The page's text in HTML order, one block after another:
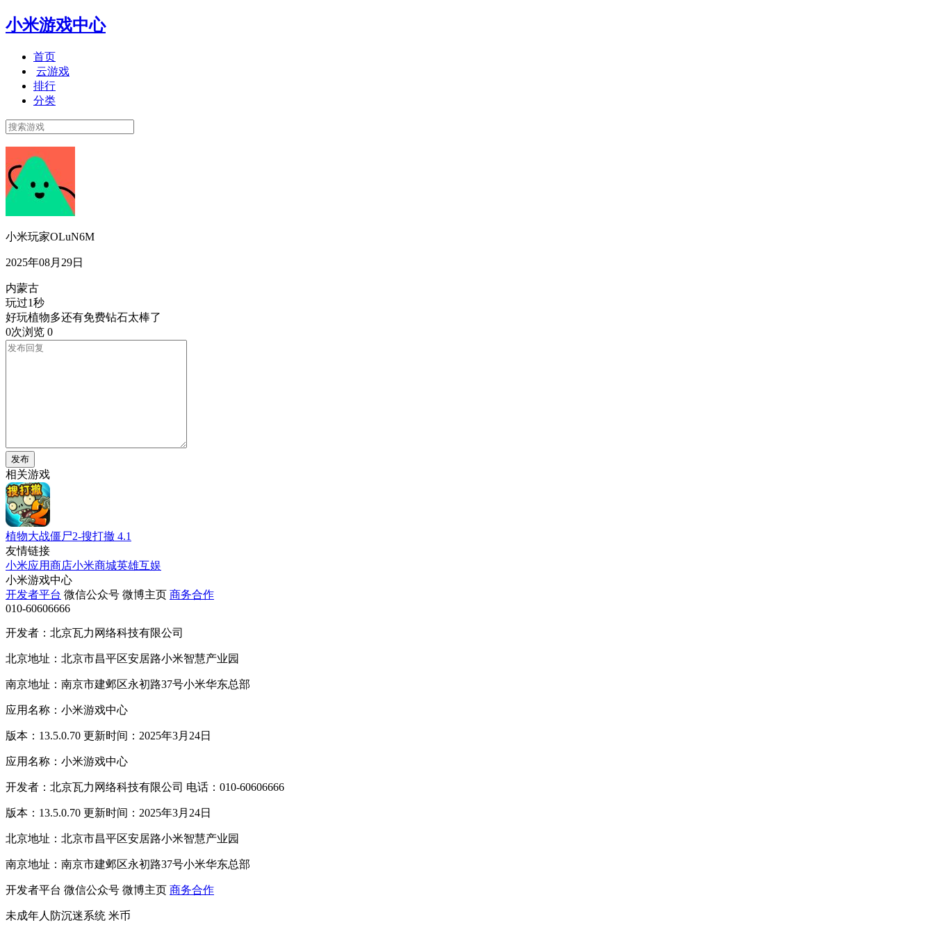
小米游戏中心
首页
云游戏
排行
分类
小米玩家OLuN6M
2025年08月29日
内蒙古
玩过1秒
好玩植物多还有免费钻石太棒了
0次浏览 0
发布
相关游戏
植物大战僵尸2-搜打撤 4.1
友情链接
小米应用商店小米商城英雄互娱
小米游戏中心
开发者平台 微信公众号 微博主页 商务合作
010-60606666
开发者：北京瓦力网络科技有限公司
北京地址：北京市昌平区安居路小米智慧产业园
南京地址：南京市建邺区永初路37号小米华东总部
应用名称：小米游戏中心
版本：13.5.0.70 更新时间：2025年3月24日
应用名称：小米游戏中心
开发者：北京瓦力网络科技有限公司 电话：010-60606666
版本：13.5.0.70 更新时间：2025年3月24日
北京地址：北京市昌平区安居路小米智慧产业园
南京地址：南京市建邺区永初路37号小米华东总部
开发者平台 微信公众号 微博主页 商务合作
未成年人防沉迷系统 米币